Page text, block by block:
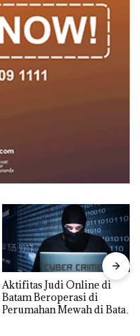
Aktifitas Judi Online di
Batam Beroperasi di
Perumahan Mewah di Batam